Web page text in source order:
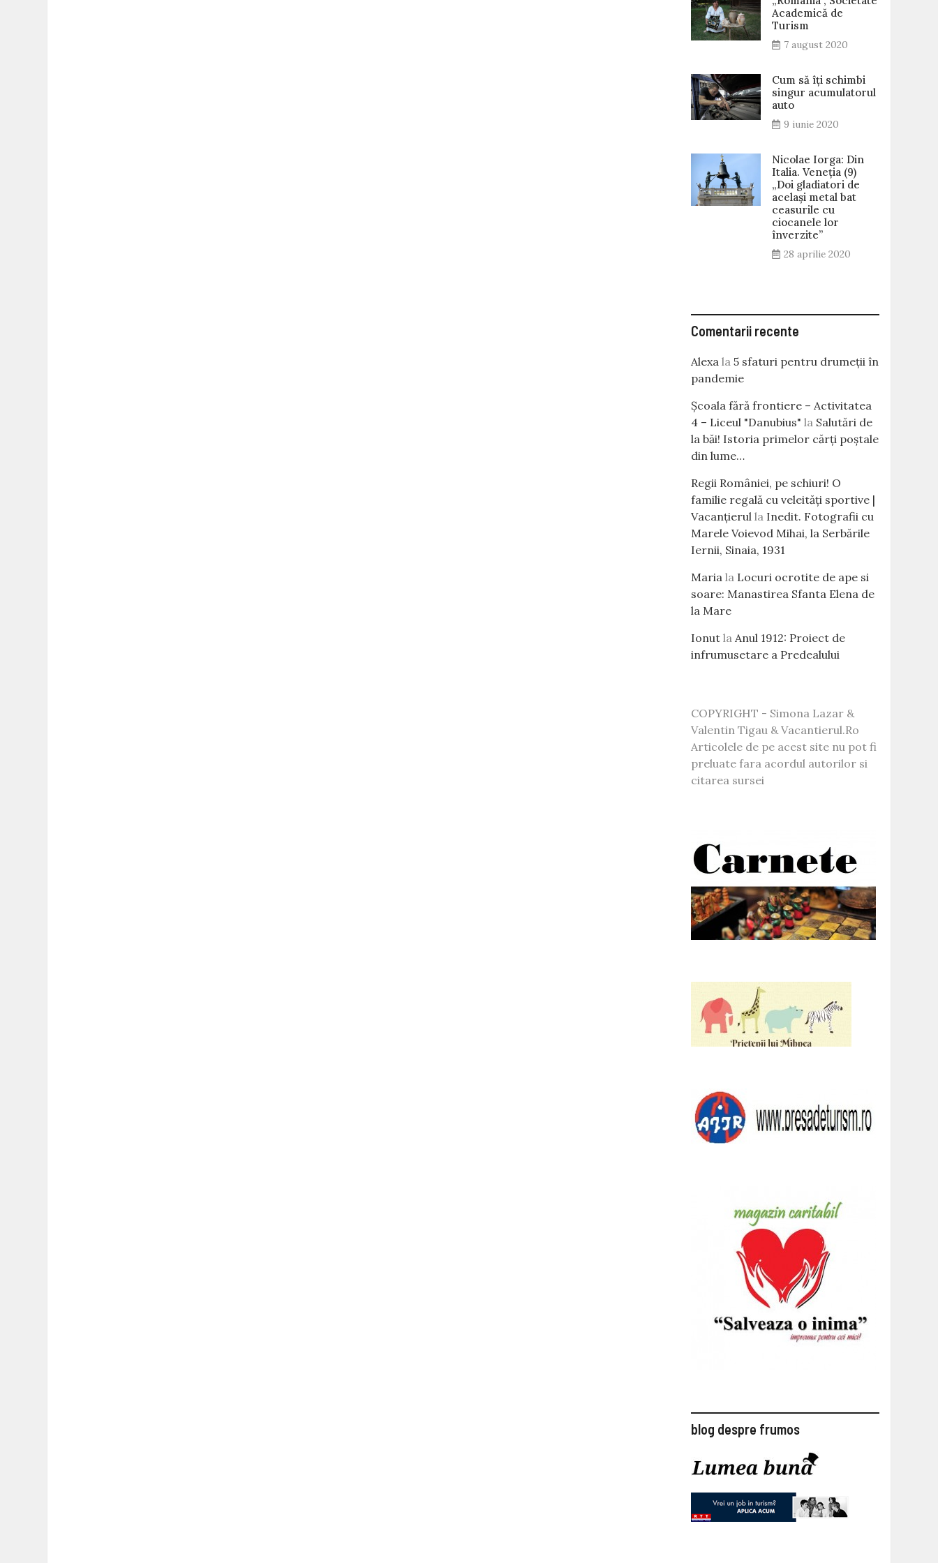
Academică de
Turism
7 august 2020
Cum să îți schimbi
singur acumulatorul
auto
9 iunie 2020
Nicolae Iorga: Din
Italia. Veneţia (9)
„Doi gladiatori de
același metal bat
ceasurile cu
ciocanele lor
înverzite”
28 aprilie 2020
Comentarii recente
Alexa la 5 sfaturi pentru drumeții în
pandemie
Școala fără frontiere – Activitatea
4 – Liceul "Danubius" la Salutări de
la băi! Istoria primelor cărţi poştale
din lume…
Regii României, pe schiuri! O
familie regală cu veleităţi sportive |
Vacanțierul la Inedit. Fotografii cu
Marele Voievod Mihai, la Serbările
Iernii, Sinaia, 1931
Maria la Locuri ocrotite de ape si
soare: Manastirea Sfanta Elena de
la Mare
Ionutla Anul 1912: Proiect de
infrumusetare a Predealului
COPYRIGHT - Simona Lazar &
Valentin Tigau & Vacantierul.Ro
Articolele de pe acest site nu pot fi
preluate fara acordul autorilor si
citarea sursei
blog despre frumos